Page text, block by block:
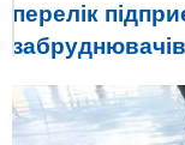
перелік